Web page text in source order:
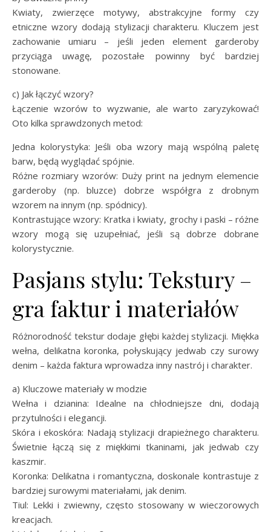
Kwiaty, zwierzęce motywy, abstrakcyjne formy czy
etniczne wzory dodają stylizacji charakteru. Kluczem jest
zachowanie umiaru – jeśli jeden element garderoby
przyciąga uwagę, pozostałe powinny być bardziej
stonowane.
c) Jak łączyć wzory?
Łączenie wzorów to wyzwanie, ale warto zaryzykować!
Oto kilka sprawdzonych metod:
Jedna kolorystyka: Jeśli oba wzory mają wspólną paletę
barw, będą wyglądać spójnie.
Różne rozmiary wzorów: Duży print na jednym elemencie
garderoby (np. bluzce) dobrze współgra z drobnym
wzorem na innym (np. spódnicy).
Kontrastujące wzory: Kratka i kwiaty, grochy i paski – różne
wzory mogą się uzupełniać, jeśli są dobrze dobrane
kolorystycznie.
Pasjans stylu: Tekstury –
gra faktur i materiałów
Różnorodność tekstur dodaje głębi każdej stylizacji. Miękka
wełna, delikatna koronka, połyskujący jedwab czy surowy
denim – każda faktura wprowadza inny nastrój i charakter.
a) Kluczowe materiały w modzie
Wełna i dzianina: Idealne na chłodniejsze dni, dodają
przytulności i elegancji.
Skóra i ekoskóra: Nadają stylizacji drapieżnego charakteru.
Świetnie łączą się z miękkimi tkaninami, jak jedwab czy
kaszmir.
Koronka: Delikatna i romantyczna, doskonale kontrastuje z
bardziej surowymi materiałami, jak denim.
Tiul: Lekki i zwiewny, często stosowany w wieczorowych
kreacjach.